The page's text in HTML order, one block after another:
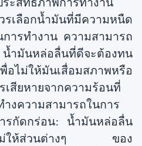
รเลือกน้ำมันที่มีความหนืด
ารทำงาน ความสามารถ
ำมันหล่อลื่นที่ดีจะต้องทน
ม่ให้มันเสื่อมสภาพหรือ
เสียหายจากความร้อนที่
งความสามารถในการ
รกัดกร่อน: น้ำมันหล่อลื่น
ไม่ให้ส่วนต่างๆ ของ